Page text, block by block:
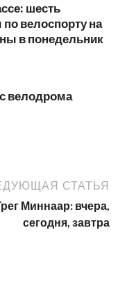
шесть
велоспорту на
в понедельник
велодрома
СТАТЬЯ
Миннаар: вчера,
сегодня, завтра